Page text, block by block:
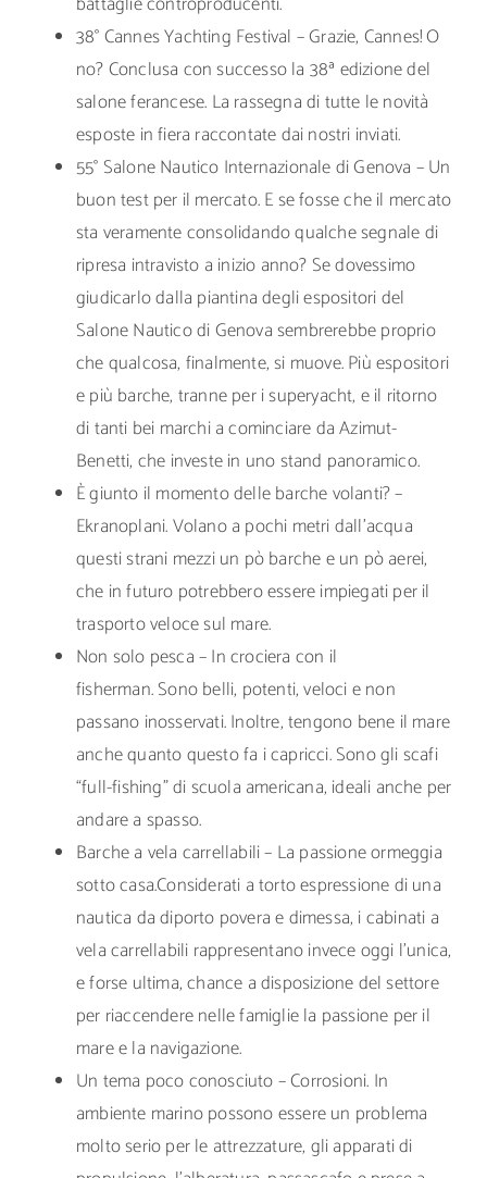
38° Cannes Yachting Festival – Grazie, Cannes! O
no? Conclusa con successo la 38ª edizione del
salone ferancese. La rassegna di tutte le novità
esposte in fiera raccontate dai nostri inviati.
55° Salone Nautico Internazionale di Genova – Un
buon test per il mercato. E se fosse che il mercato
sta veramente consolidando qualche segnale di
ripresa intravisto a inizio anno? Se dovessimo
giudicarlo dalla piantina degli espositori del
Salone Nautico di Genova sembrerebbe proprio
che qualcosa, finalmente, si muove. Più espositori
e più barche, tranne per i superyacht, e il ritorno
di tanti bei marchi a cominciare da Azimut-
Benetti, che investe in uno stand panoramico.
È giunto il momento delle barche volanti? –
Ekranoplani. Volano a pochi metri dall’acqua
questi strani mezzi un pò barche e un pò aerei,
che in futuro potrebbero essere impiegati per il
trasporto veloce sul mare.
Non solo pesca – In crociera con il
fisherman. Sono belli, potenti, veloci e non
passano inosservati. Inoltre, tengono bene il mare
anche quanto questo fa i capricci. Sono gli scafi
“full-fishing” di scuola americana, ideali anche per
andare a spasso.
Barche a vela carrellabili – La passione ormeggia
sotto casa.Considerati a torto espressione di una
nautica da diporto povera e dimessa, i cabinati a
vela carrellabili rappresentano invece oggi l’unica,
e forse ultima, chance a disposizione del settore
per riaccendere nelle famiglie la passione per il
mare e la navigazione.
Un tema poco conosciuto – Corrosioni. In
ambiente marino possono essere un problema
molto serio per le attrezzature, gli apparati di